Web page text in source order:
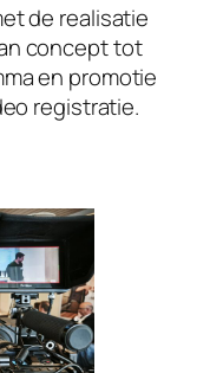
de realisatie
concept tot
en promotie
registratie.